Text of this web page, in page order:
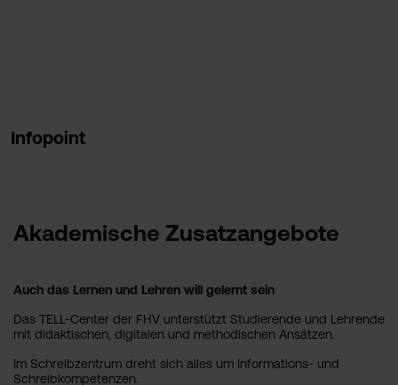
Infopoint
Akademische Zusatzangebote
Auch das Lernen und Lehren will gelernt sein
Das TELL-Center der FHV unterstützt Studierende und Lehrende
mit didaktischen, digitalen und methodischen Ansätzen.
Im Schreibzentrum dreht sich alles um Informations- und
Schreibkompetenzen.